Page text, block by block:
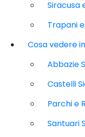
Siracusa
Trapani
Cosa vedere
Abbazie
Castelli
Parchi e
Santuari